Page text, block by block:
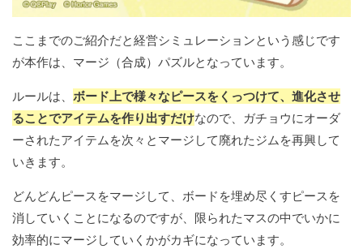
ここまでのご紹介だと経営シミュレーションという感じです
が本作は、マージ（合成）パズルとなっています。
ルールは、 ボード上で様々なピースをくっつけて、進化させ
ることでアイテムを作り出すだけなので、ガチョウにオーダ
ーされたアイテムを次々とマージして廃れたジムを再興して
いきます。
どんどんピースをマージして、ボードを埋め尽くすピースを
消していくことになるのですが、限られたマスの中でいかに
効率的にマージしていくかがカギになっています。